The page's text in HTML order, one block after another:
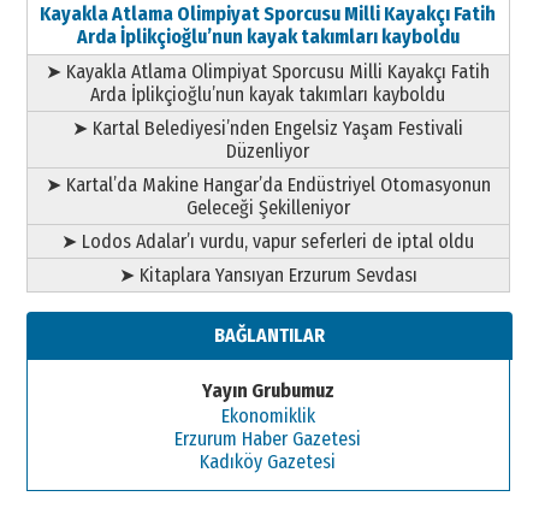
Kayakla Atlama Olimpiyat Sporcusu Milli Kayakçı Fatih
Arda İplikçioğlu’nun kayak takımları kayboldu
➤ Kayakla Atlama Olimpiyat Sporcusu Milli Kayakçı Fatih
Arda İplikçioğlu’nun kayak takımları kayboldu
➤ Kartal Belediyesi’nden Engelsiz Yaşam Festivali
Düzenliyor
➤ Kartal’da Makine Hangar’da Endüstriyel Otomasyonun
Geleceği Şekilleniyor
➤ Lodos Adalar’ı vurdu, vapur seferleri de iptal oldu
➤ Kitaplara Yansıyan Erzurum Sevdası
BAĞLANTILAR
Yayın Grubumuz
Ekonomiklik
Erzurum Haber Gazetesi
Kadıköy Gazetesi